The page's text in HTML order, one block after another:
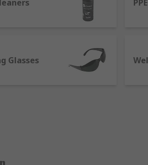
we stock a wide selection of eye
Glasses